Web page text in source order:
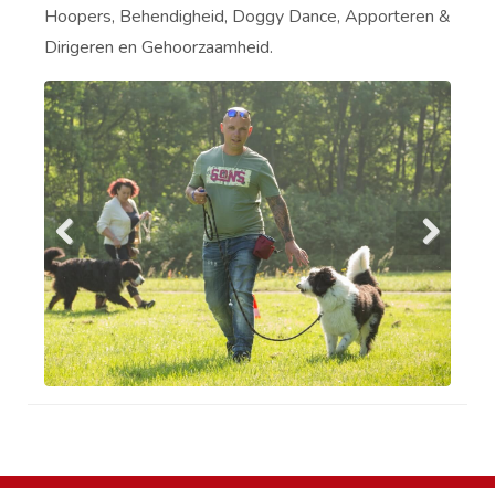
Hoopers, Behendigheid, Doggy Dance, Apporteren &
Dirigeren en Gehoorzaamheid.